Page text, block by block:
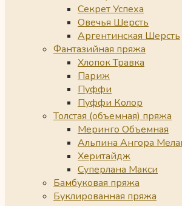
Секрет Успеха
Овечья Шерсть
Аргентинская Шерсть
Фантазийная пряжа
Хлопок Травка
Париж
Пуффи
Пуффи Колор
Толстая (объемная) пряжа
Меринго Объемная
Альпина Ангора
Херитайдж
Суперлана Макси
Бамбуковая пряжа
Буклированная пряжа